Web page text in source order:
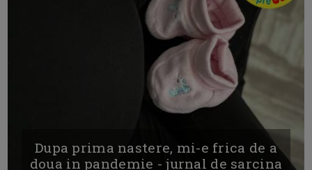
Dupa prima nastere, mi-e frica de a
doua in pandemie - jurnal de sarcina